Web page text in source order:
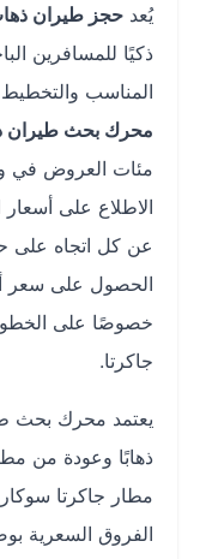
حجز طيران ذهاب
ذكيًا للمسافرين
المناسب والتخطيط
محرك بحث طيران
مئات العروض في وقت
الاطلاع على أسعار
عن كل اتجاه على حدة،
الحصول على سعر أقل
خصوصًا على الخطوط
جاكرتا.
يعتمد محرك بحث
الفروق السعرية